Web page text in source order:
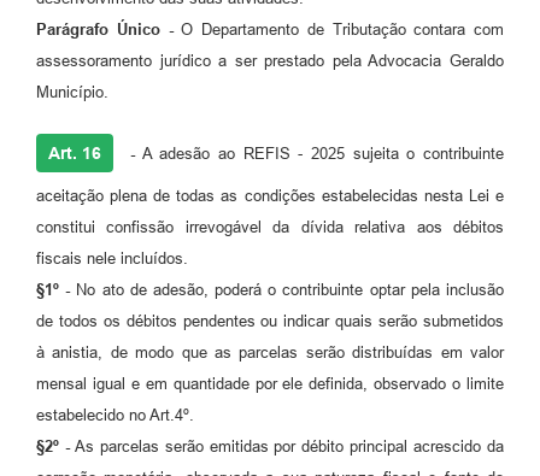
Parágrafo Único -O Departamento de Tributação contara com
assessoramento jurídico a ser prestado pela Advocacia Geraldo
Município.
Art. 16 -A adesão ao REFIS - 2025 sujeita o contribuinte
aceitação plena de todas as condições estabelecidas nesta Lei e
constitui confissão irrevogável da dívida relativa aos débitos
fiscais nele incluídos.
§1º -No ato de adesão, poderá o contribuinte optar pela inclusão
de todos os débitos pendentes ou indicar quais serão submetidos
à anistia, de modo que as parcelas serão distribuídas em valor
mensal igual e em quantidade por ele definida, observado o limite
estabelecido no Art.4º.
§2º -As parcelas serão emitidas por débito principal acrescido da